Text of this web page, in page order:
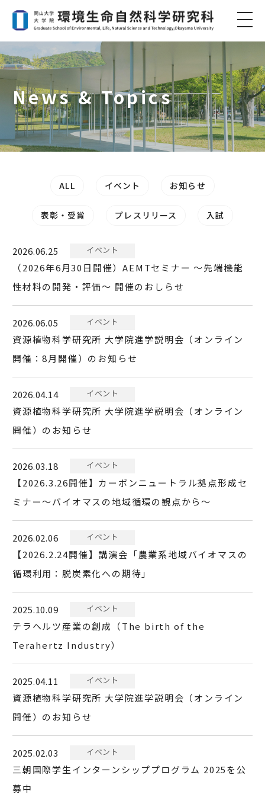
News & Topics
ALL イベント お知らせ
表彰・受賞 プレスリリース 入試
2026.06.25 イベント
（2026年6月30日開催）AEMTセミナー ～先端機能
性材料の開発・評価～ 開催のおしらせ
2026.06.05 イベント
資源植物科学研究所 大学院進学説明会（オンライン
開催：8月開催）のお知らせ
2026.04.14 イベント
資源植物科学研究所 大学院進学説明会（オンライン
開催）のお知らせ
2026.03.18 イベント
【2026.3.26開催】カーボンニュートラル拠点形成セ
ミナー～バイオマスの地域循環の観点から～
2026.02.06 イベント
【2026.2.24開催】講演会「農業系地域バイオマスの
循環利用：脱炭素化への期待」
2025.10.09 イベント
テラヘルツ産業の創成（The birth of the
Terahertz Industry）
2025.04.11 イベント
資源植物科学研究所 大学院進学説明会（オンライン
開催）のお知らせ
2025.02.03 イベント
三朝国際学生インターンシッププログラム 2025を公
募中